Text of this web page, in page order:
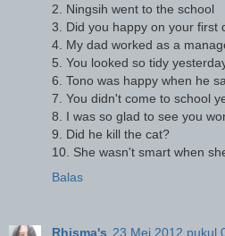
2. Ningsih went to the school
3. Did you happy on your first
4. My dad worked as a
5. You looked so tidy
6. Tono was happy when he
7. You didn't come to school
8. I was so glad to see you
9. Did he kill the cat?
10. She wasn't smart when
Balas
Rhisma's 23 Mei 2012 pukul